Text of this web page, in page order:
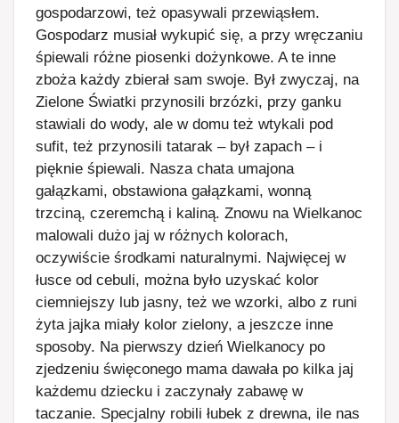
gospodarzowi, też opasywali przewiąsłem.
Gospodarz musiał wykupić się, a przy wręczaniu
śpiewali różne piosenki dożynkowe. A te inne
zboża każdy zbierał sam swoje. Był zwyczaj, na
Zielone Światki przynosili brzózki, przy ganku
stawiali do wody, ale w domu też wtykali pod
sufit, też przynosili tatarak – był zapach – i
pięknie śpiewali. Nasza chata umajona
gałązkami, obstawiona gałązkami, wonną
trzciną, czeremchą i kaliną. Znowu na Wielkanoc
malowali dużo jaj w różnych kolorach,
oczywiście środkami naturalnymi. Najwięcej w
łusce od cebuli, można było uzyskać kolor
ciemniejszy lub jasny, też we wzorki, albo z runi
żyta jajka miały kolor zielony, a jeszcze inne
sposoby. Na pierwszy dzień Wielkanocy po
zjedzeniu święconego mama dawała po kilka jaj
każdemu dziecku i zaczynały zabawę w
taczanie. Specjalny robili łubek z drewna, ile nas